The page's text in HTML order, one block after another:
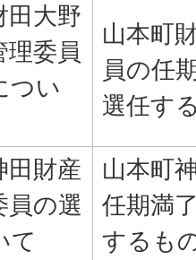
田大野
理委員
つい
山本町
員の任
選任す
田財産
員の選
て
山本町
任期満
するも